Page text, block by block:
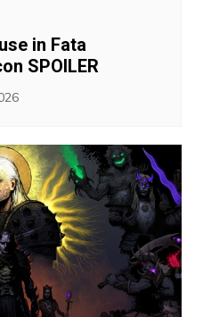
in Fata
SPOILER